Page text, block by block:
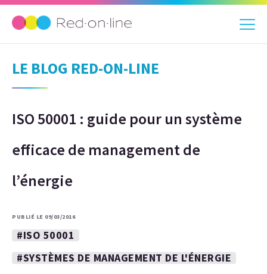
LE BLOG RED-ON-LINE
ISO 50001 : guide pour un système
efficace de management de
l’énergie
PUBLIÉ LE 09/03/2016
#ISO 50001
#SYSTÈMES DE MANAGEMENT DE L'ÉNERGIE